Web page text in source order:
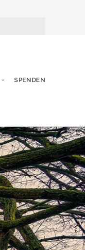
SPENDEN